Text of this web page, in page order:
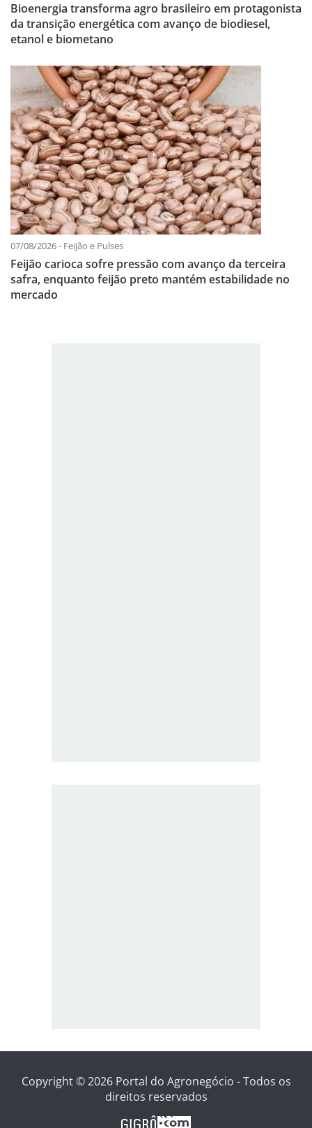
Bioenergia transforma agro brasileiro em protagonista
da transição energética com avanço de biodiesel,
etanol e biometano
07/08/2026 - Feijão e Pulses
Feijão carioca sofre pressão com avanço da terceira
safra, enquanto feijão preto mantém estabilidade no
mercado
Copyright © 2026 Portal do Agronegócio - Todos os
direitos reservados